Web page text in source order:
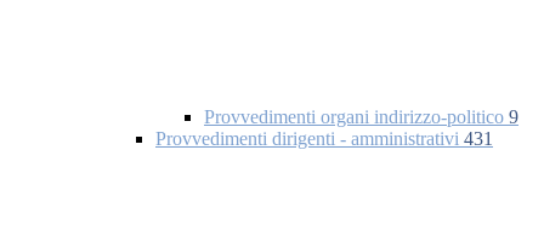
Provvedimenti organi indirizzo-politico 9
Provvedimenti dirigenti - amministrativi 431